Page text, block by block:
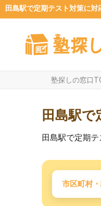
田島駅で定期テスト対策に対
塾探しの窓口
田島駅
田島駅で定期
市区町村